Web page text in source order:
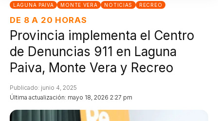
LAGUNA PAIVA MONTE VERA NOTICIAS RECREO
DE 8 A 20 HORAS
Provincia implementa el Centro
de Denuncias 911 en Laguna
Paiva, Monte Vera y Recreo
Última actualización: mayo 18, 2026 2:27 pm
Publicado: junio 4, 2025